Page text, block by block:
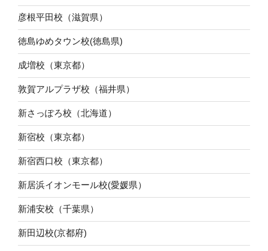
彦根平田校（滋賀県）
徳島ゆめタウン校(徳島県)
成増校（東京都）
敦賀アルプラザ校（福井県）
新さっぽろ校（北海道）
新宿校（東京都）
新宿西口校（東京都）
新居浜イオンモール校(愛媛県）
新浦安校（千葉県）
新田辺校(京都府)